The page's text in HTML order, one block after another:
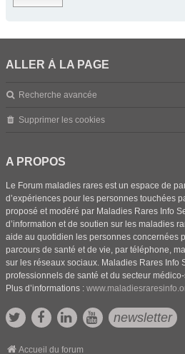
ALLER À LA PAGE
Recherche avancée
Supprimer les cookies
A PROPOS
Le Forum maladies rares est un espace de
d’expériences pour les personnes touchées
proposé et modéré par Maladies Rares Info
d’information et de soutien sur les maladies
aide au quotidien les personnes concernées
parcours de santé et de vie, par téléphone,
sur les réseaux sociaux. Maladies Rares Info
professionnels de santé et du secteur
Plus d’informations :
newsletter
Accueil du forum